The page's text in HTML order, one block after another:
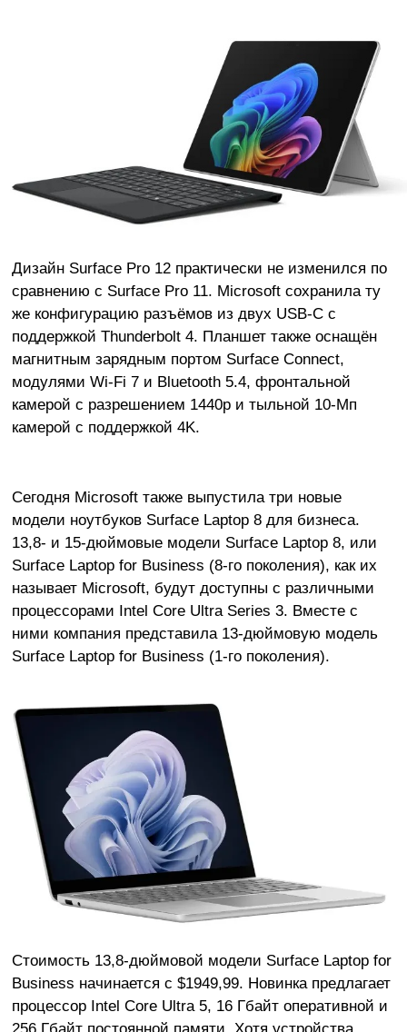
Дизайн Surface Pro 12 практически не изменился по
сравнению с Surface Pro 11. Microsoft сохранила ту
же конфигурацию разъёмов из двух USB-C с
поддержкой Thunderbolt 4. Планшет также оснащён
магнитным зарядным портом Surface Connect,
модулями Wi-Fi 7 и Bluetooth 5.4, фронтальной
камерой с разрешением 1440p и тыльной 10-Мп
камерой с поддержкой 4K.
Сегодня Microsoft также выпустила три новые
модели ноутбуков Surface Laptop 8 для бизнеса.
13,8- и 15-дюймовые модели Surface Laptop 8, или
Surface Laptop for Business (8-го поколения), как их
называет Microsoft, будут доступны с различными
процессорами Intel Core Ultra Series 3. Вместе с
ними компания представила 13-дюймовую модель
Surface Laptop for Business (1-го поколения).
Стоимость 13,8-дюймовой модели Surface Laptop for
Business начинается с $1949,99. Новинка предлагает
процессор Intel Core Ultra 5, 16 Гбайт оперативной и